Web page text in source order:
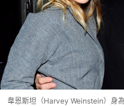
韋恩斯坦（Harvey Weinstein）身